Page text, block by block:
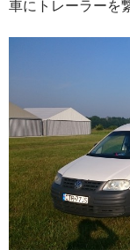
車にトレーラーを